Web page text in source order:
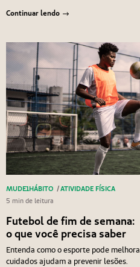
Continuar lendo
MUDE1HÁBITO /ATIVIDADE FÍSICA
5 min de leitura
Futebol de fim de semana:
o que você precisa saber
Entenda como o esporte pode
cuidados ajudam a prevenir lesões.